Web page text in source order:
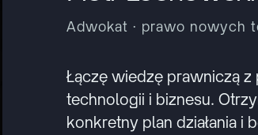
Adwokat · prawo nowych
Łączę wiedzę prawniczą
technologii i biznesu.
konkretny plan działania i